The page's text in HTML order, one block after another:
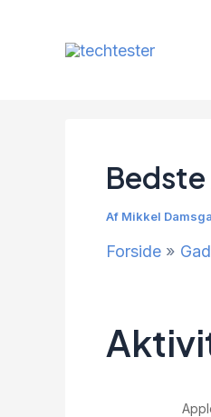
Af Mikkel
Forside